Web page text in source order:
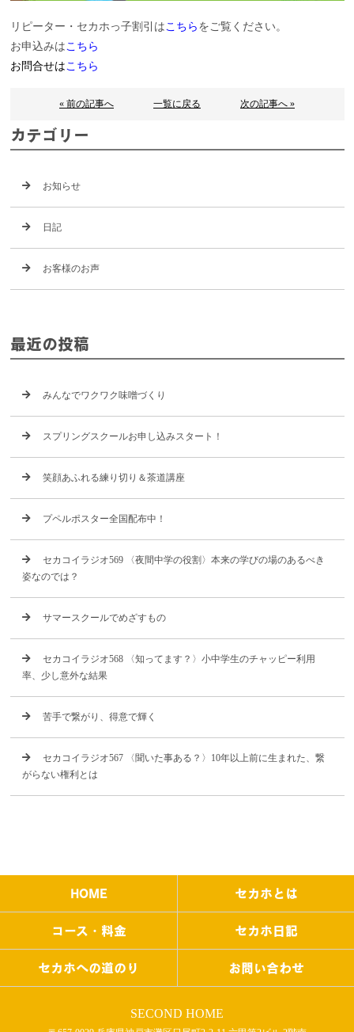
リピーター・セカホっ子割引は こちら をご覧ください。
お申込みは こちら
お問合せは こちら
« 前の記事へ 一覧に戻る 次の記事へ »
カテゴリー
お知らせ
日記
お客様のお声
最近の投稿
みんなでワクワク味噌づくり
スプリングスクールお申し込みスタート！
笑顔あふれる練り切り＆茶道講座
プペルポスター全国配布中！
セカコイラジオ569 〈夜間中学の役割〉本来の学びの場のあるべき
姿なのでは？
サマースクールでめざすもの
セカコイラジオ568 〈知ってます？〉小中学生のチャッピー利用
率、少し意外な結果
苦手で繋がり、得意で輝く
セカコイラジオ567 〈聞いた事ある？〉10年以上前に生まれた、繋
がらない権利とは
HOME セカホとは
コース・料金 セカホ日記
セカホへの道のり お問い合わせ
SECOND HOME